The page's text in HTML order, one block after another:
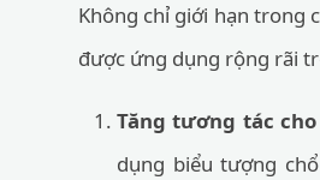
Không chỉ giới hạn trong
được ứng dụng rộng rãi
Tăng tương tác
dụng biểu tượng